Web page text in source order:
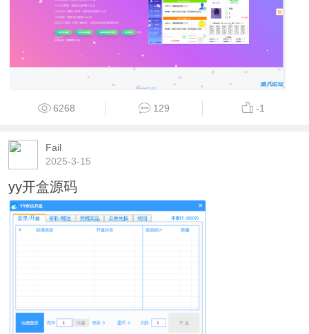
6268 129 -1
Fail
2025-3-15
yy开盒源码